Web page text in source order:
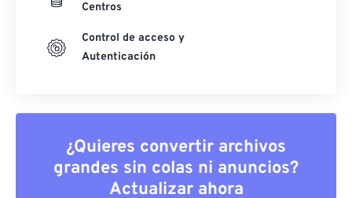
Centros
Control de acceso y
Autenticación
¿Quieres convertir archivos
grandes sin colas ni anuncios?
Actualizar ahora